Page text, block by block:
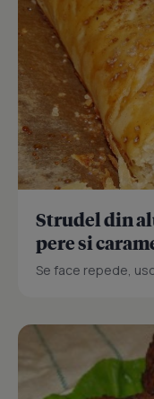
Strudel din
pere si
Se face repede,